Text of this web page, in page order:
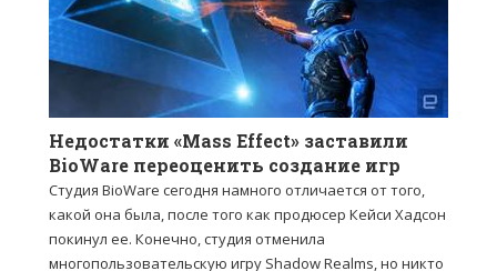
Недостатки «Mass Effect» заставили
BioWare переоценить создание игр
Студия BioWare сегодня намного отличается от того,
какой она была, после того как продюсер Кейси Хадсон
покинул ее. Конечно, студия отменила
многопользовательскую игру Shadow Realms, но никто